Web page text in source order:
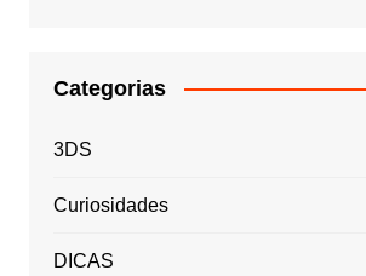
Categorias
3DS
Curiosidades
DICAS